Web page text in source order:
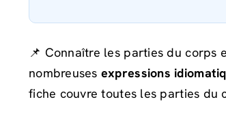
📌 Connaître les parties du corps
nombreuses expressions
fiche couvre toutes les parties du